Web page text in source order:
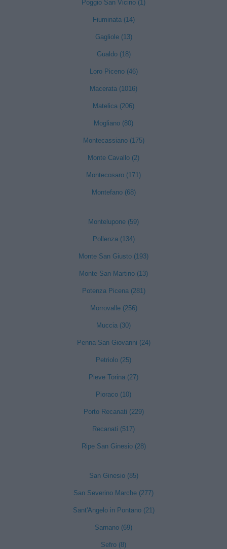
Poggio San Vicino (1)
Fiuminata (14)
Gagliole (13)
Gualdo (18)
Loro Piceno (46)
Macerata (1016)
Matelica (206)
Mogliano (80)
Montecassiano (175)
Monte Cavallo (2)
Montecosaro (171)
Montefano (68)
Montelupone (59)
Pollenza (134)
Monte San Giusto (193)
Monte San Martino (13)
Potenza Picena (281)
Morrovalle (256)
Muccia (30)
Penna San Giovanni (24)
Petriolo (25)
Pieve Torina (27)
Pioraco (10)
Porto Recanati (229)
Recanati (517)
Ripe San Ginesio (28)
San Ginesio (85)
San Severino Marche (277)
Sant'Angelo in Pontano (21)
Sarnano (69)
Sefro (8)